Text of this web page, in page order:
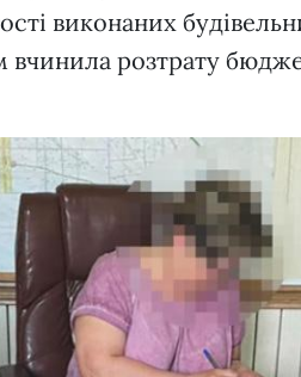
виконаних
вчинила розтрату